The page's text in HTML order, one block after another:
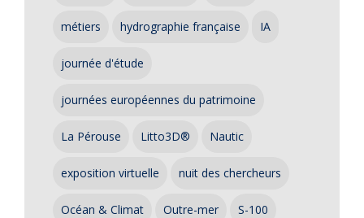
métiers hydrographie française IA
journée d'étude
journées européennes du patrimoine
La Pérouse Litto3D® Nautic
exposition virtuelle nuit des chercheurs
Océan & Climat Outre-mer S-100